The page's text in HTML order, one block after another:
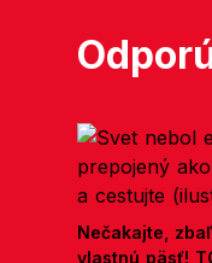
Nečakajte,
vlastnú päsť!